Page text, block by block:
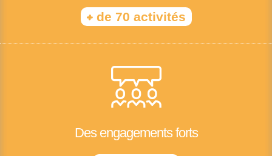
+de 70 activités
Des engagements forts